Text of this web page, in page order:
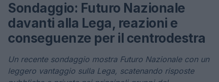
Sondaggio: Futuro Nazionale
davanti alla Lega, reazioni e
conseguenze per il centrodestra
Un recente sondaggio mostra Futuro Nazionale con un
leggero vantaggio sulla Lega, scatenando risposte